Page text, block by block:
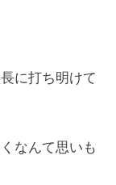
に打ち明けて
なんて思いも